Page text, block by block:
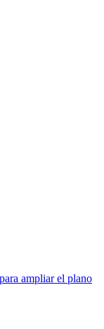
ampliar el plano